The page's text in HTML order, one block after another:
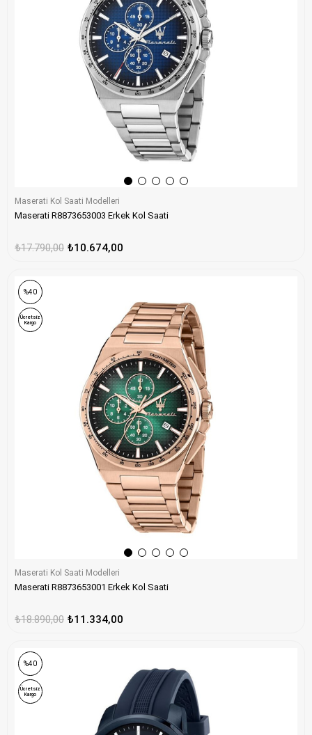
Maserati Kol Saati Modelleri
Maserati R8873653003 Erkek Kol Saati
₺10.674,00
₺17.790,00
Maserati Kol Saati Modelleri
Maserati R8873653001 Erkek Kol Saati
₺11.334,00
₺18.890,00
%40
Ücretsiz
Kargo
%40
Ücretsiz
Kargo